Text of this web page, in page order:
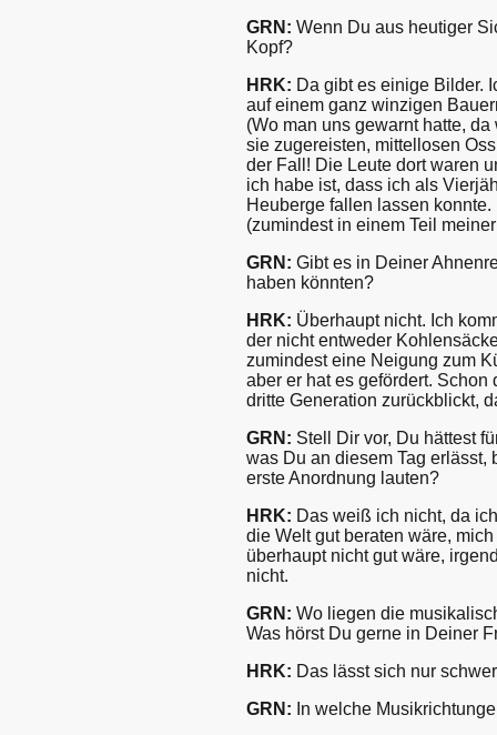
GRN: Wenn Du aus heutiger
Kopf?
HRK: Da gibt es einige Bilder.
auf einem ganz winzigen
(Wo man uns gewarnt hatte,
sie zugereisten, mittellosen
der Fall! Die Leute dort waren
ich habe ist, dass ich als
Heuberge fallen lassen
(zumindest in einem Teil
GRN: Gibt es in Deiner
haben könnten?
HRK: Überhaupt nicht. Ich
der nicht entweder
zumindest eine Neigung zum
aber er hat es gefördert.
dritte Generation zurückblickt,
GRN: Stell Dir vor, Du hättest
was Du an diesem Tag
erste Anordnung lauten?
HRK: Das weiß ich nicht, da
die Welt gut beraten wäre,
überhaupt nicht gut wäre,
nicht.
GRN: Wo liegen die
Was hörst Du gerne in Deiner
HRK: Das lässt sich nur
GRN: In welche